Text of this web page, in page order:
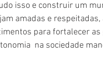
isso e construir um
amadas e respeitadas,
para fortalecer
na sociedade